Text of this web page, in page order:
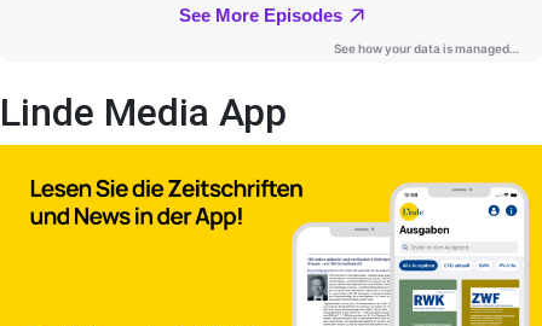
Linde Media App